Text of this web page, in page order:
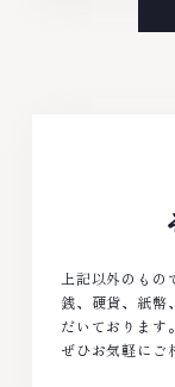
上記以外のも
銭、硬貨、紙幣
だいております
ぜひお気軽にご